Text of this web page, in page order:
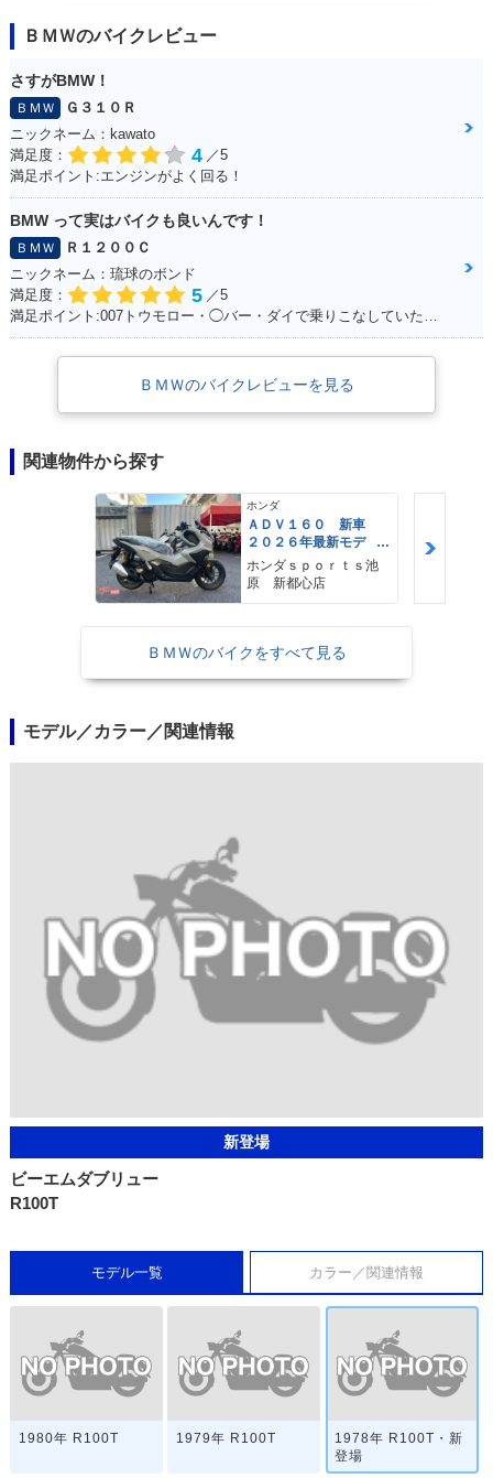
ＢＭＷのバイクレビュー
さすがBMW！
ＢＭＷ
Ｇ３１０Ｒ
ニックネーム：kawato
満足度：
4 ／5
満足ポイント:エンジンがよく回る！
BMW って実はバイクも良いんです！
ＢＭＷ
Ｒ１２００Ｃ
ニックネーム：琉球のボンド
満足度：
5 ／5
満足ポイント:007トウモロー・◯バー・ダイで乗りこなしていた。 当時からこのバイクに憧れて、やっと30になって購入☆ あの2回目のデートで彼女といったYokohama 大黒埠頭ではじゃじゃ馬な彼女と同じくらいお前もじゃじゃ馬だったよな。 今でも乗っているとよくハーレー乗りの方に声を掛けられます！ 一生大事にするからな！
ＢＭＷのバイクレビューを見る
関連物件から探す
ホンダ
ＡＤＶ１６０ 新車
２０２６年最新モデ
ル パールスモーキー
グレー スマートキ
ー ２９Ｌメットイ
ホンダｓｐｏｒｔｓ池
原 新都心店
ＢＭＷのバイクをすべて見る
モデル／カラー／関連情報
新登場
ビーエムダブリュー
R100T
モデル一覧 カラー／関連情報
1980年 R100T 1979年 R100T
1978年 R100T・新
登場